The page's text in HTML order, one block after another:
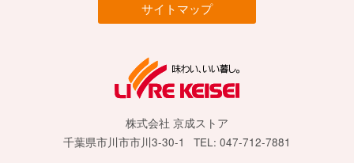
サイトマップ
株式会社 京成ストア
千葉県市川市市川3-30-1
TEL: 047-712-7881